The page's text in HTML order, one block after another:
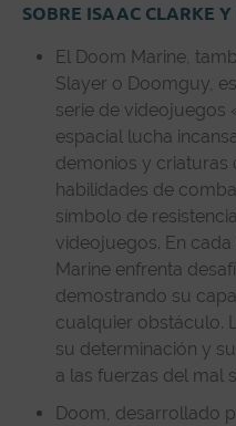
SOBRE ISAAC CLARKE
El Doom Marine,
Slayer o Doomguy,
serie de videojuegos
espacial lucha
demonios y criaturas
habilidades de
símbolo de
videojuegos. En
Marine enfrenta
demostrando su
cualquier obstáculo.
su determinación y
a las fuerzas del mal
Doom, desarrollado